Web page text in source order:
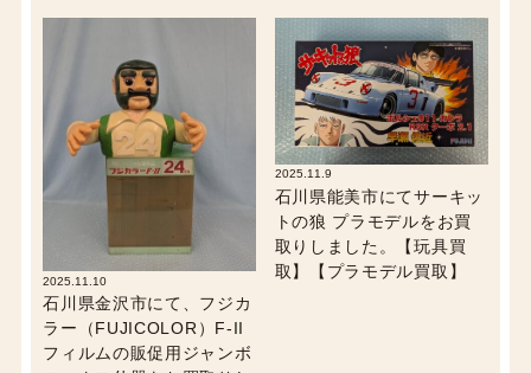
2025.11.10
石川県金沢市にて、フジカ
ラー（FUJICOLOR）F-II
フィルムの販促用ジャンボ
2025.11.9
石川県能美市にてサーキッ
トの狼 プラモデルをお買
取りしました。【玩具買
取】【プラモデル買取】